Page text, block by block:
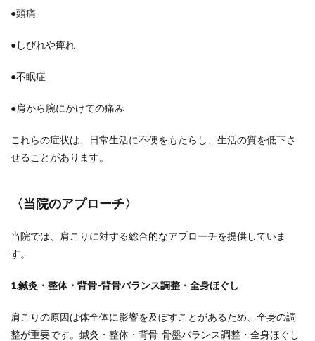
●頭痛
●しびれや痺れ
●不眠症
●肩から腕にかけての痛み
これらの症状は、日常生活に不便をもたらし、生活の質を低下さ
せることがあります。
〈当院のアプローチ〉
当院では、肩こりに対する総合的なアプローチを提供していま
す。
1.鍼灸・整体・背骨-背骨バランス調整・全身ほぐし
肩こりの原因は体全体に影響を及ぼすことがあるため、全身の調
整が重要です。鍼灸・整体・背骨-骨盤バランス調整・全身ほぐし